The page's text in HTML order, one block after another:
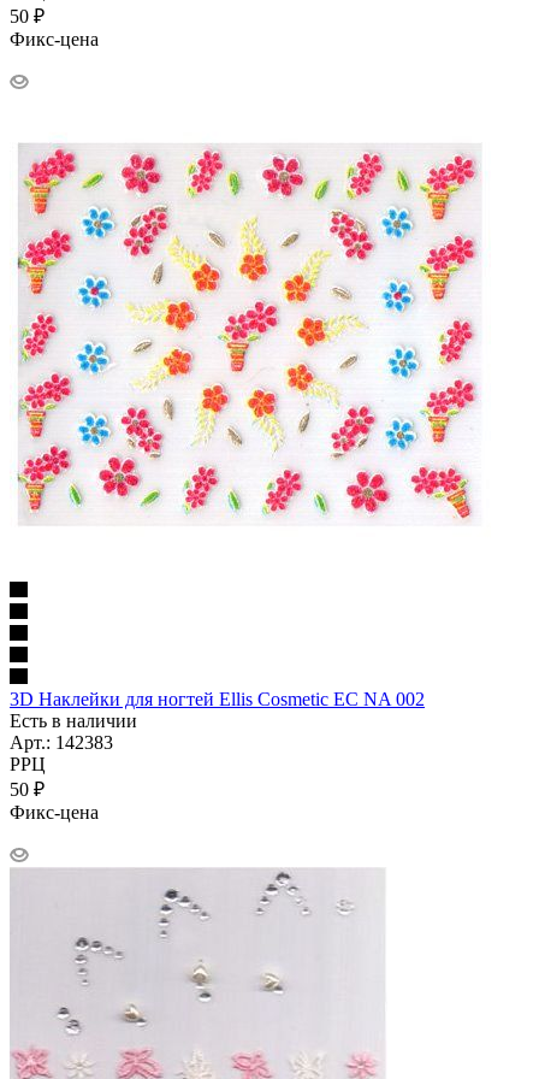
50 ₽
Фикс-цена
3D Наклейки для ногтей Ellis Cosmetic EC NA 002
Есть в наличии
Арт.: 142383
РРЦ
50 ₽
Фикс-цена